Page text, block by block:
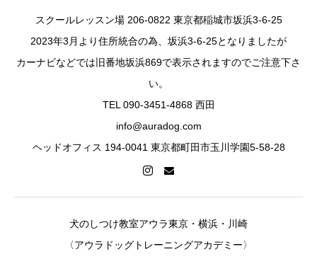
スクールレッスン場 206-0822 東京都稲城市坂浜3-6-25
2023年3月より住所統合の為、坂浜3-6-25となりましたが
カーナビなどでは旧番地坂浜869で表示されますのでご注意下さ
い。
TEL 090-3451-4868 西田
info@auradog.com
ヘッドオフィス 194-0041 東京都町田市玉川学園5-58-28
犬のしつけ教室アウラ東京・横浜・川崎
〈アウラドッグトレーニングアカデミー〉